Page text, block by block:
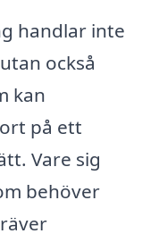
handlar inte
också
kan
på ett
Vare sig
behöver